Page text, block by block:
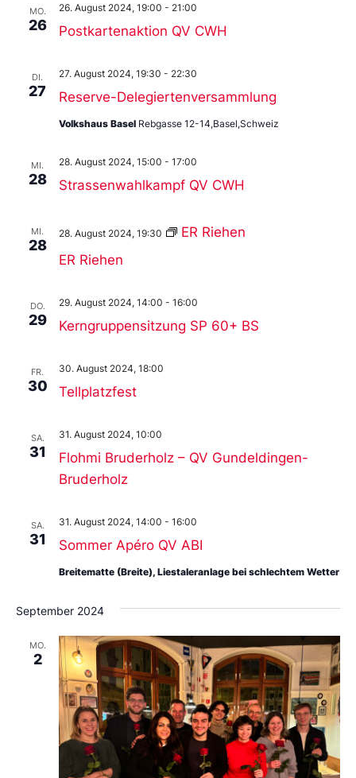
MO.
26 Postkartenaktion QV CWH
26. August 2024, 19:00 - 21:00
DI.
27 Reserve-Delegiertenversammlung
27. August 2024, 19:30 - 22:30
Volkshaus Basel Rebgasse 12-14,Basel,Schweiz
MI.
28 Strassenwahlkampf QV CWH
28. August 2024, 15:00 - 17:00
MI.
28
ER Riehen
28. August 2024, 19:30 ER Riehen
DO.
29 Kerngruppensitzung SP 60+ BS
29. August 2024, 14:00 - 16:00
FR.
30 Tellplatzfest
30. August 2024, 18:00
SA.
31
Flohmi Bruderholz – QV Gundeldingen-
Bruderholz
31. August 2024, 10:00
SA.
31 Sommer Apéro QV ABI
31. August 2024, 14:00 - 16:00
Breitematte (Breite), Liestaleranlage bei schlechtem Wetter
September 2024
MO.
2